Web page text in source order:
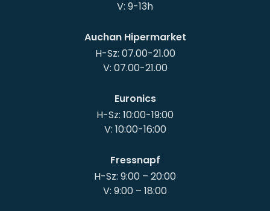
Auchan Hipermarket
H-Sz: 07.00-21.00
V: 07.00-21.00
Euronics
H-Sz: 10:00-19:00
V: 10:00-16:00
Fressnapf
H-Sz: 9:00 – 20:00